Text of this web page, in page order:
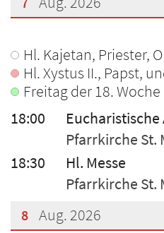
???msg.page.sr.date???
Hl. Kajetan, Priester,
Hl. Xystus II., Papst,
Freitag der 18.
18:00
Pfarrkirche St.
18:30
Hl. Messe
Pfarrkirche St.
8 Aug. 2026